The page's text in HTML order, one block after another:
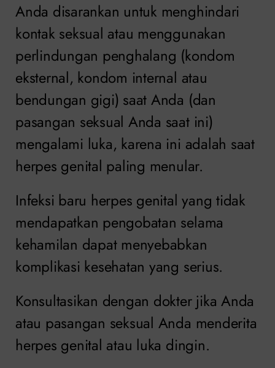
Anda disarankan untuk menghindari
kontak seksual atau menggunakan
perlindungan penghalang (kondom
eksternal, kondom internal atau
bendungan gigi) saat Anda (dan
pasangan seksual Anda saat ini)
mengalami luka, karena ini adalah saat
herpes genital paling menular.
Infeksi baru herpes genital yang tidak
mendapatkan pengobatan selama
kehamilan dapat menyebabkan
komplikasi kesehatan yang serius.
Konsultasikan dengan dokter jika Anda
atau pasangan seksual Anda menderita
herpes genital atau luka dingin.